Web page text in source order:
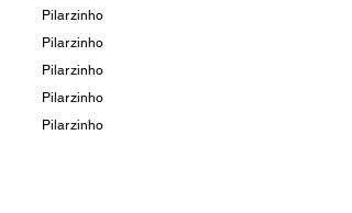
Pilarzinho
Pilarzinho
Pilarzinho
Pilarzinho
Pilarzinho